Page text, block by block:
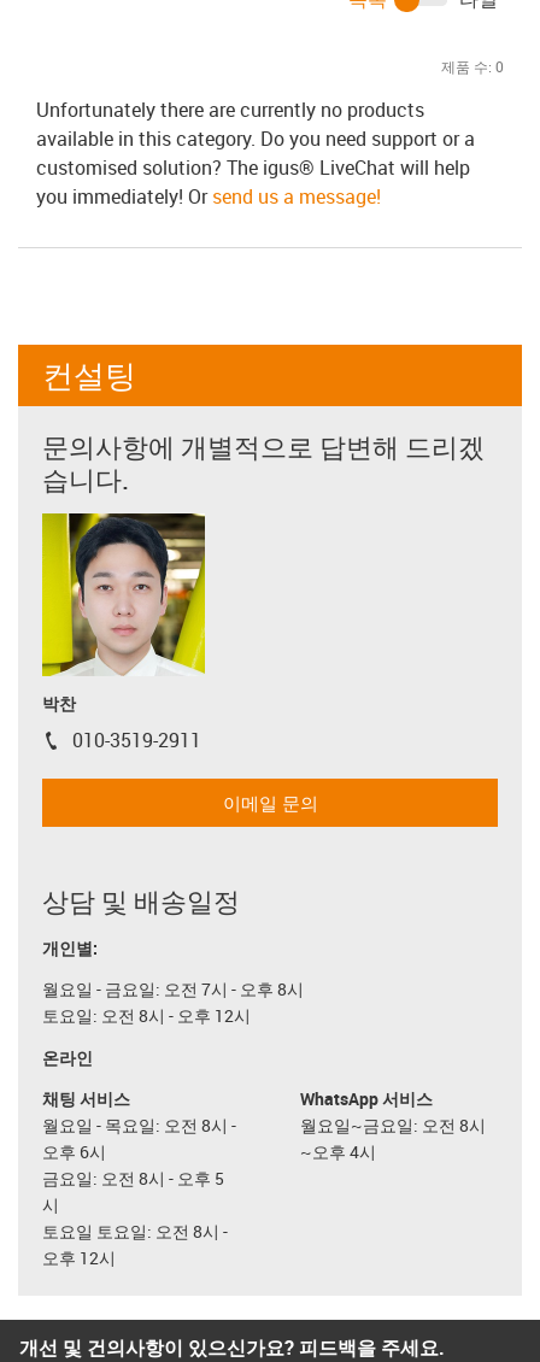
제품 수: 0
Unfortunately there are currently no products
available in this category. Do you need support or a
customised solution? The igus® LiveChat will help
you immediately! Orsend us a message!
컨설팅
문의사항에 개별적으로 답변해 드리겠
습니다.
박찬
igus-icon-phone
010-3519-2911
이메일 문의
상담 및 배송일정
개인별:
월요일 - 금요일: 오전 7시 - 오후 8시
토요일: 오전 8시 - 오후 12시
온라인
채팅 서비스
월요일 - 목요일: 오전 8시 -
오후 6시
금요일: 오전 8시 - 오후 5
시
토요일 토요일: 오전 8시 -
오후 12시
WhatsApp 서비스
월요일~금요일: 오전 8시
~오후 4시
개선 및 건의사항이 있으신가요? 피드백을 주세요.